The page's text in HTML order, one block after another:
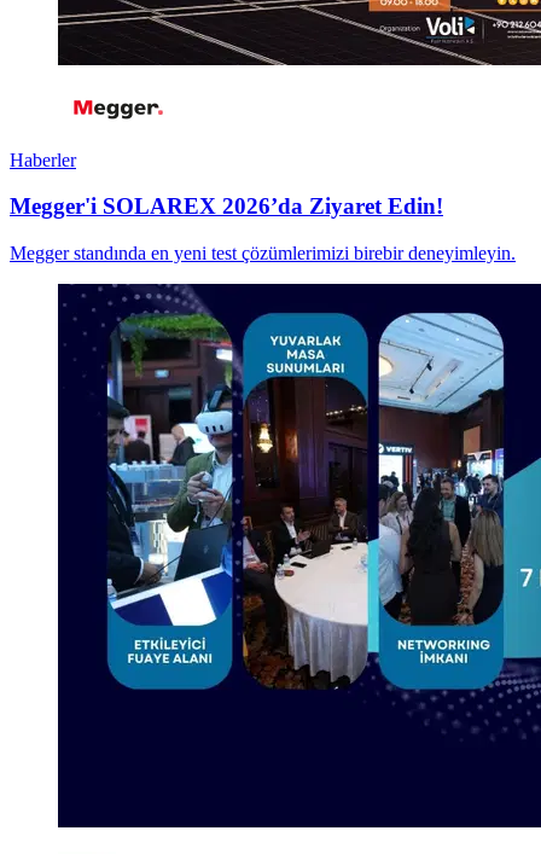
Haberler
Megger'i SOLAREX 2026’da Ziyaret Edin!
Megger standında en yeni test çözümlerimizi birebir deneyimleyin.